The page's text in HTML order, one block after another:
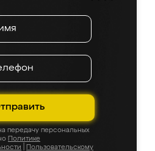
передачу персональных
Политике
Пользовательскому